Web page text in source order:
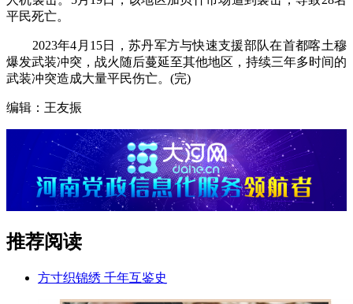
平民死亡。
2023年4月15日，苏丹军方与快速支援部队在首都喀土穆
爆发武装冲突，战火随后蔓延至其他地区，持续三年多时间的
武装冲突造成大量平民伤亡。(完)
编辑：王友振
推荐阅读
方寸织锦绣 千年互鉴史